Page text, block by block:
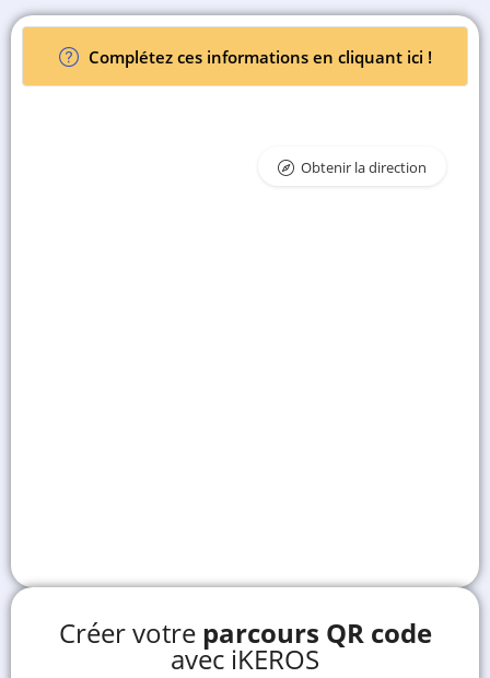
Complétez ces informations en cliquant ici !
Obtenir la direction
Créer votre parcours QR code
avec iKEROS